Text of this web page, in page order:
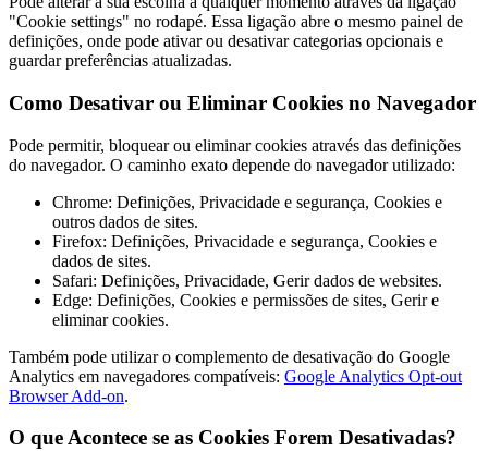
"Cookie settings" no rodapé. Essa ligação abre o mesmo painel de
definições, onde pode ativar ou desativar categorias opcionais e
guardar preferências atualizadas.
Como Desativar ou Eliminar Cookies no Navegador
Pode permitir, bloquear ou eliminar cookies através das definições
do navegador. O caminho exato depende do navegador utilizado:
Chrome: Definições, Privacidade e segurança, Cookies e
outros dados de sites.
Firefox: Definições, Privacidade e segurança, Cookies e
dados de sites.
Safari: Definições, Privacidade, Gerir dados de websites.
Edge: Definições, Cookies e permissões de sites, Gerir e
eliminar cookies.
Também pode utilizar o complemento de desativação do Google
Analytics em navegadores compatíveis: Google Analytics Opt-out
Browser Add-on.
O que Acontece se as Cookies Forem Desativadas?